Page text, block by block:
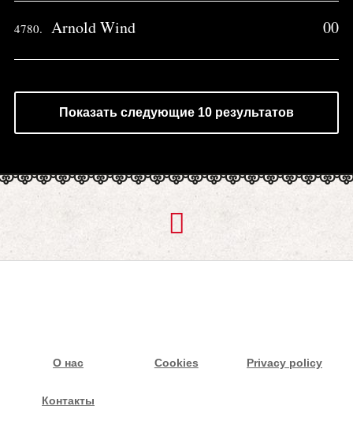
4780. Arnold Wind 00
Показать следующие 10 результатов
О нас Cookies Privacy policy
Контакты